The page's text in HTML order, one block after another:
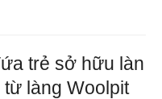
trẻ sở hữu làn
làng Woolpit